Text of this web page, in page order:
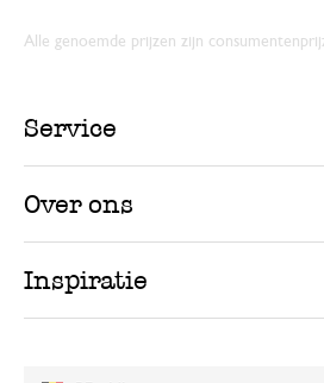
Alle genoemde prijzen zijn
Service
Over ons
Inspiratie